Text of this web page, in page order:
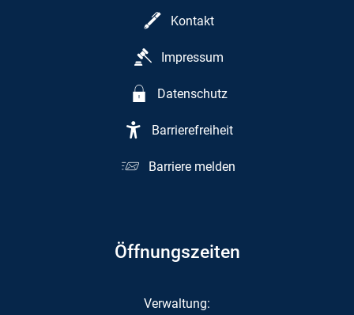
Kontakt
Impressum
Datenschutz
Barrierefreiheit
Barriere melden
Öffnungszeiten
Verwaltung: